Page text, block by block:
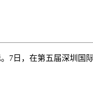
7日，在第五届深圳国